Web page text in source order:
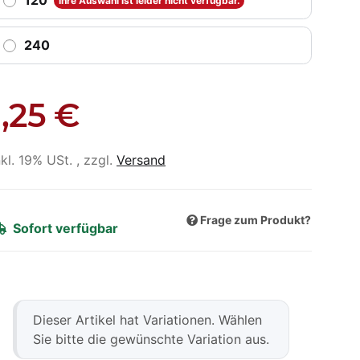
240
€
19% USt. , zzgl. Versand
Sofort verfügbar Frage zum Produkt?
x
Dieser Artikel hat Variationen. Wählen
Sie bitte die gewünschte Variation aus.